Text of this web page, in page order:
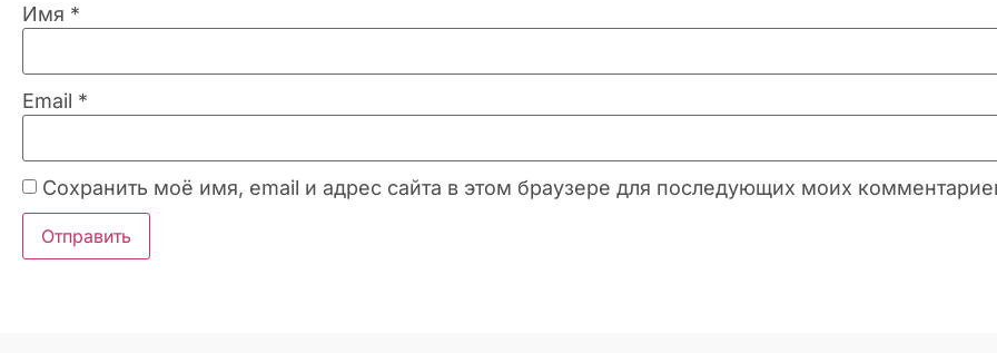
Имя *
Email *
Сохранить моё имя, email и адрес сайта в этом браузере для последующих моих